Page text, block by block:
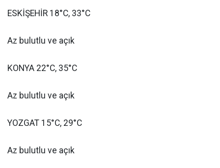
ESKİŞEHİR 18°C, 33°C
Az bulutlu ve açık
KONYA 22°C, 35°C
Az bulutlu ve açık
YOZGAT 15°C, 29°C
Az bulutlu ve açık